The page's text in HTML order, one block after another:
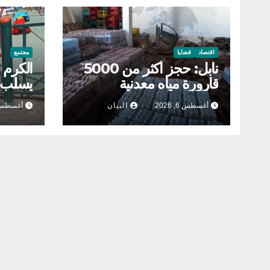
اقتصاد قضايا
نابل: حجز أكثر من 5000
قارورة مياه معدنية
أغسطس 6, 2026 البيان
مجتمع
يسلب
أغسطس 3,